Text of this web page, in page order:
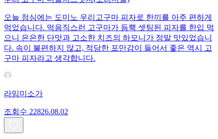
오늘 점심에는 도미노 우리고구마 피자로 한끼를 아주 편하게
먹었습니다. 먹음직스런 고구마가 듬뿍 셋팅된 피자를 한입 먹
으니 은은한 단맛과 고소한 치즈의 하모니가 정말 맛있었습니
다. 속이 불편하지 않고, 적당한 포만감이 들어서 좋은 역시 고
구마 피자라고 생각합니다.
라임미소가
조회수 22826.08.02